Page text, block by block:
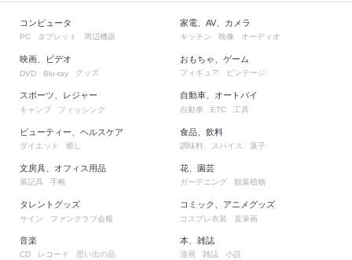
コンピュータ
PC タブレット 周辺機器
映画、ビデオ
DVD Blu-ray グッズ
スポーツ、レジャー
キャンプ フィッシング
ビューティー、ヘルスケア
ダイエット 癒し
文房具、オフィス用品
筆記具 手帳
タレントグッズ
サイン ファンクラブ会報
家電、AV、カメラ
キッチン 映像 オーディオ
おもちゃ、ゲーム
フィギュア ビンテージ
自動車、オートバイ
自動車 ETC 工具
食品、飲料
調味料、スパイス 菓子
花、園芸
ガーデニング 観葉植物
コミック、アニメグッズ
コスプレ衣装 直筆画
音楽
CD レコード 思い出の品
本、雑誌
漫画 雑誌 小説